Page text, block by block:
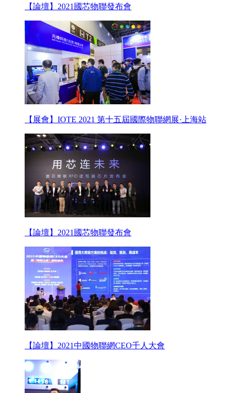
【論壇】2021國芯物聯發布會
【展會】IOTE 2021 第十五屆國際物聯網展·上海站
【論壇】2021國芯物聯發布會
【論壇】2021中國物聯網CEO千人大會